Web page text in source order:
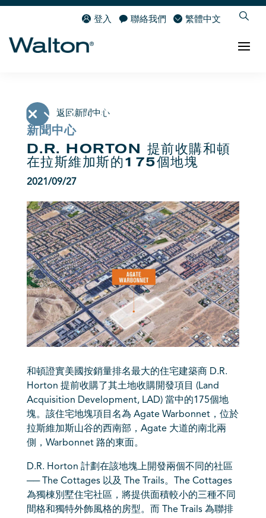
登入 聯絡我們 繁體中文
返回新聞中心
新聞中心
D.R. HORTON 提前收購和頓
在拉斯維加斯的175個地塊
2021/09/27
和頓證實美國按銷量排名最大的住宅建築商 D.R.
Horton 提前收購了其土地收購開發項目 (Land
Acquisition Development, LAD) 當中的175個地
塊。該住宅地塊項目名為 Agate Warbonnet，位於
拉斯維加斯山谷的西南部，Agate 大道的南北兩
側，Warbonnet 路的東面。
D.R. Horton 計劃在該地塊上開發兩個不同的社區
── The Cottages 以及 The Trails。The Cottages
為獨棟別墅住宅社區，將提供面積較小的三種不同
間格和獨特外飾風格的房型。而 The Trails 為聯排